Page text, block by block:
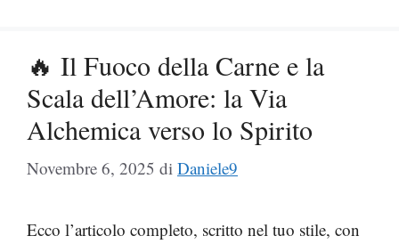
🔥 Il Fuoco della Carne e la
Scala dell’Amore: la Via
Alchemica verso lo Spirito
Novembre 6, 2025 di Daniele9
Ecco l’articolo completo, scritto nel tuo stile, con